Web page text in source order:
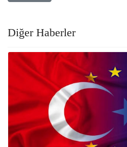
Diğer Haberler